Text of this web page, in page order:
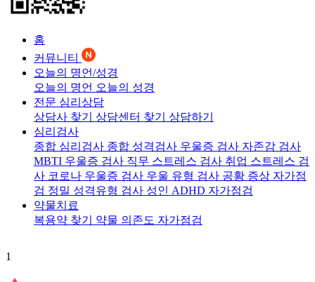
홈
커뮤니티
오늘의 명언/성경
오늘의 명언 오늘의 성경
전문 심리상담
상담사 찾기 상담센터 찾기 상담하기
심리검사
종합 심리검사 종합 성격검사 우울증 검사 자존감 검사
MBTI 우울증 검사 직무 스트레스 검사 취업 스트레스 검
사 코로나 우울증 검사 우울 유형 검사 공황 증상 자가점
검 정밀 성격유형 검사 성인 ADHD 자가점검
약물치료
복용약 찾기 약물 의존도 자가점검
1